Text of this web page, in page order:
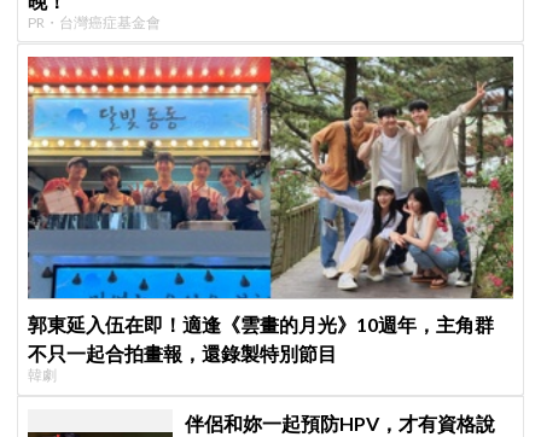
PR・台灣癌症基金會
郭東延入伍在即！適逢《雲畫的月光》10週年，主角群
不只一起合拍畫報，還錄製特別節目
韓劇
伴侶和妳一起預防HPV，才有資格說